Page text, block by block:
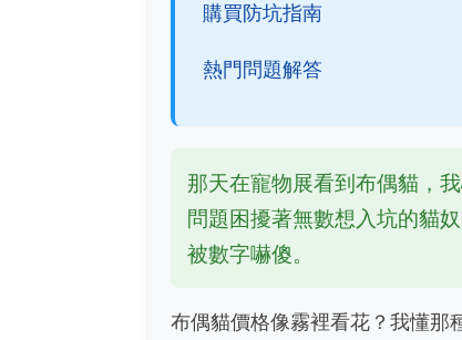
購買防坑指南
熱門問題解答
那天在寵物展看到布偶貓，
問題困擾著無數想入坑的貓
被數字嚇傻。
布偶貓價格像霧裡看花？我懂那